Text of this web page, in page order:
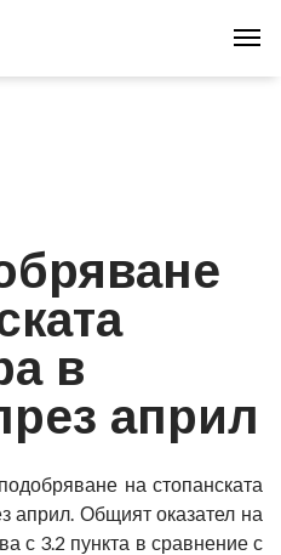
в
април
на стопанската
април. Общият оказател на
с 3.2 пункта в сравнение с